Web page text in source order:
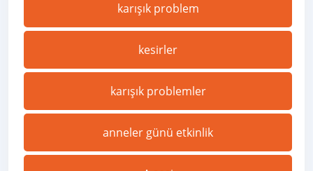
karışık problem
kesirler
karışık problemler
anneler günü etkinlik